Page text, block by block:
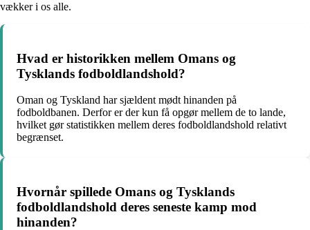
vækker i os alle.
Hvad er historikken mellem Omans og
Tysklands fodboldlandshold?
Oman og Tyskland har sjældent mødt hinanden på
fodboldbanen. Derfor er der kun få opgør mellem de to lande,
hvilket gør statistikken mellem deres fodboldlandshold relativt
begrænset.
Hvornår spillede Omans og Tysklands
fodboldlandshold deres seneste kamp mod
hinanden?